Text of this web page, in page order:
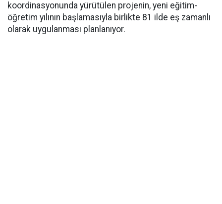
koordinasyonunda yürütülen projenin, yeni eğitim-
öğretim yılının başlamasıyla birlikte 81 ilde eş zamanlı
olarak uygulanması planlanıyor.